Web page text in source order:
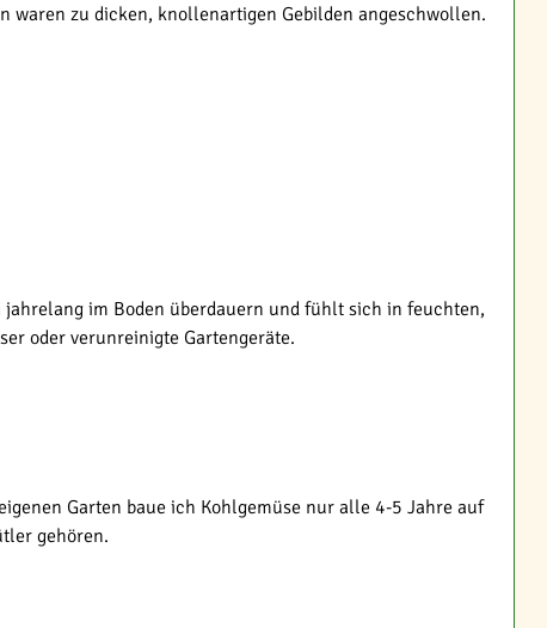
waren zu dicken, knollenartigen Gebilden angeschwollen.
im Boden überdauern und fühlt sich in feuchten,
oder verunreinigte Gartengeräte.
Garten baue ich Kohlgemüse nur alle 4-5 Jahre auf
gehören.